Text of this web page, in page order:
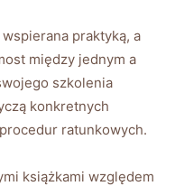
praktyką,‍ a
między jednym a
szkolenia
konkretnych
ratunkowych.
książkami ​względem